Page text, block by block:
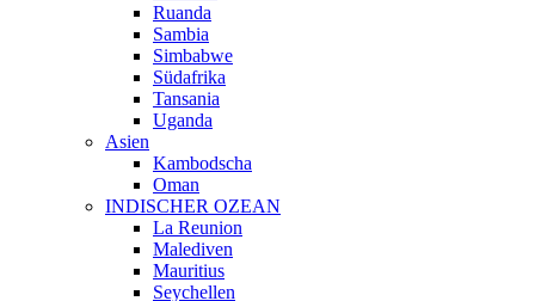
Ruanda
Sambia
Simbabwe
Südafrika
Tansania
Uganda
Asien
Kambodscha
Oman
INDISCHER OZEAN
La Reunion
Malediven
Mauritius
Seychellen